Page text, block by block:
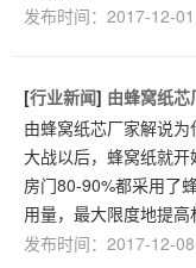
发布时间：2017-12-
[行业新闻] 由蜂窝纸芯
由蜂窝纸芯厂家解说
大战以后，蜂窝纸就
房门80-90%都采用了
用量，最大限度地提
发布时间：2017-12-